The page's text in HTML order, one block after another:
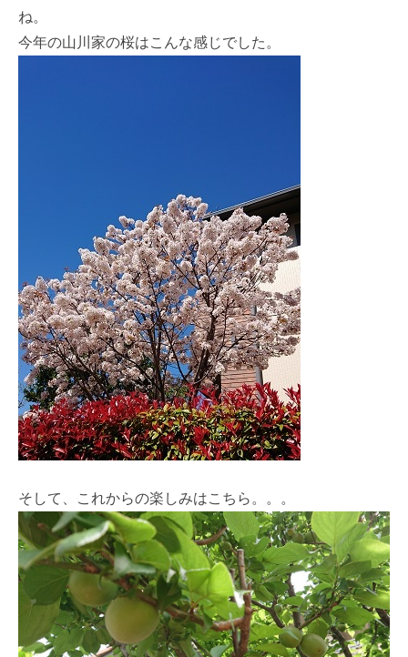
ね。
今年の山川家の桜はこんな感じでした。
そして、これからの楽しみはこちら。。。